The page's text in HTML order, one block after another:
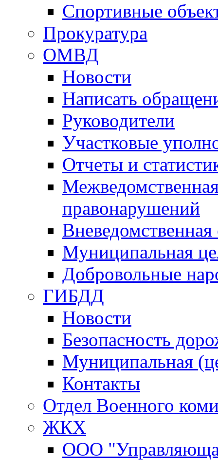
Спортивные
Прокуратура
ОМВД
Новости
Написать
Руководители
Участковые
Отчеты и
правонарушений
Вневедомственная
Муниципальная
Добровольные
ГИБДД
Новости
Безопасность
Муниципальная
Контакты
Отдел Военного
ЖКХ
ООО